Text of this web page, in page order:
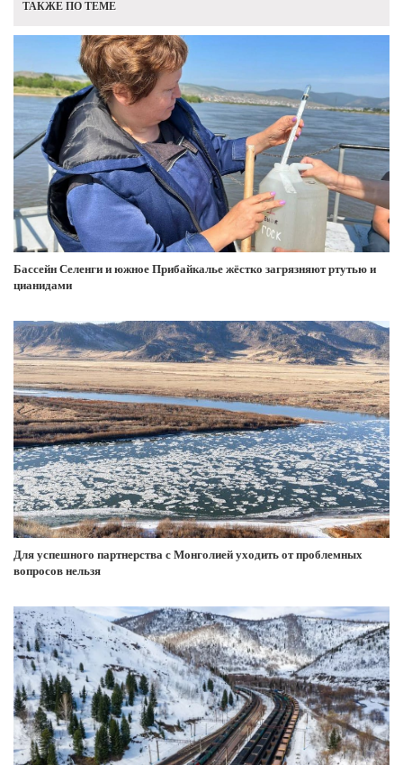
ТАКЖЕ ПО ТЕМЕ
Бассейн Селенги и южное Прибайкалье жёстко загрязняют ртутью и
цианидами
Для успешного партнерства с Монголией уходить от проблемных
вопросов нельзя